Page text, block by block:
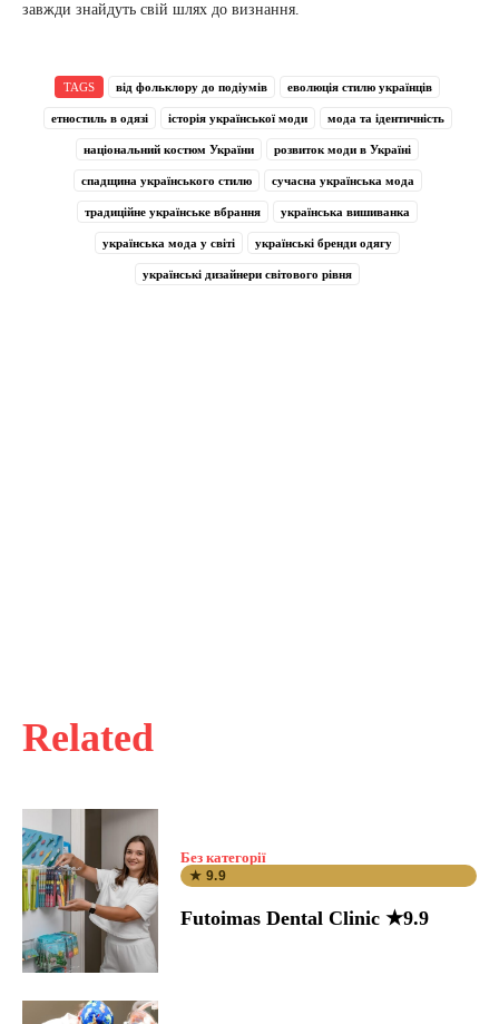
Related
Без категорії
★ 9.9
Futoimas Dental Clinic ★9.9
завжди знайдуть свій шлях до визнання.
TAGS від фольклору до подіумів еволюція стилю українців
етностиль в одязі історія української моди мода та ідентичність
національний костюм України розвиток моди в Україні
спадщина українського стилю сучасна українська мода
традиційне українське вбрання українська вишиванка
українська мода у світі українські бренди одягу
українські дизайнери світового рівня